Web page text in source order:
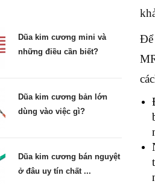
Để
Dũa kim cương mini và
những điều cần biết?
Dũa kim cương bản lớn
dùng vào việc gì?
Dũa kim cương bán nguyệt
ở đâu uy tín chất ...